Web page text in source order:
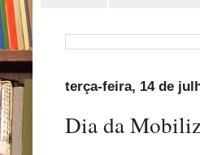
terça-feira, 14 de
Dia da